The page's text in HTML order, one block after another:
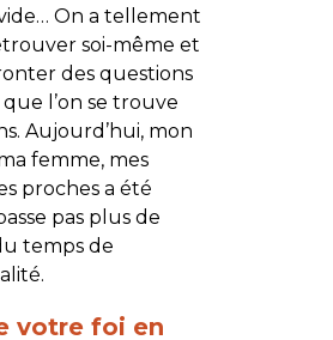
On a tellement
soi-même et
des questions
l’on se trouve
Aujourd’hui, mon
femme, mes
proches a été
pas plus de
temps de
votre foi en